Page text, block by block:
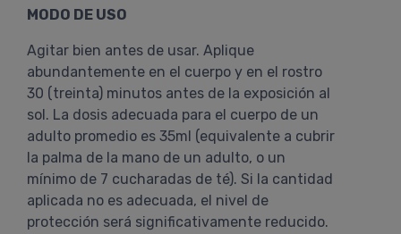
MODO DE USO
Agitar bien antes de usar. Aplique
abundantemente en el cuerpo y en el rostro
30 (treinta) minutos antes de la exposición al
sol. La dosis adecuada para el cuerpo de un
adulto promedio es 35ml (equivalente a cubrir
la palma de la mano de un adulto, o un
mínimo de 7 cucharadas de té). Si la cantidad
aplicada no es adecuada, el nivel de
protección será significativamente reducido.